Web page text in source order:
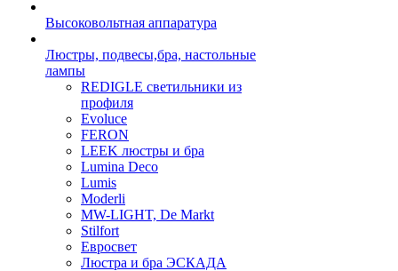
Высоковольтная аппаратура
Люстры, подвесы,бра, настольные
лампы
REDIGLE светильники из
профиля
Evoluce
FERON
LEEK люстры и бра
Lumina Deco
Lumis
Moderli
MW-LIGHT, De Markt
Stilfort
Евросвет
Люстра и бра ЭСКАДА